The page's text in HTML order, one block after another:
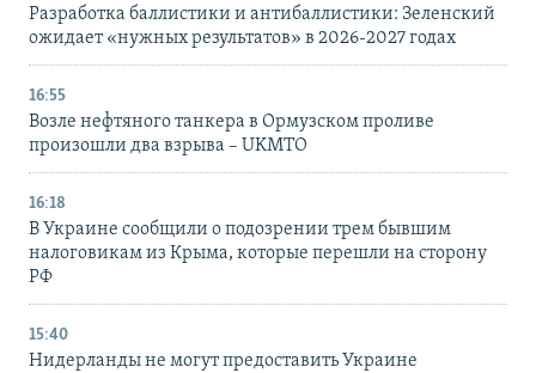
Разработка баллистики и антибаллистики: Зеленский
ожидает «нужных результатов» в 2026-2027 годах
16:55
Возле нефтяного танкера в Ормузском проливе
произошли два взрыва – UKMTO
16:18
В Украине сообщили о подозрении трем бывшим
налоговикам из Крыма, которые перешли на сторону
РФ
15:40
Нидерланды не могут предоставить Украине